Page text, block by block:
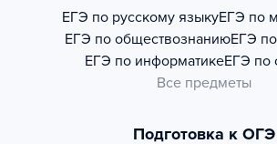
ЕГЭ по русскому языкуЕГЭ по
ЕГЭ по обществознаниюЕГЭ
ЕГЭ по информатикеЕГЭ по
Все предметы
Подготовка к ОГЭ